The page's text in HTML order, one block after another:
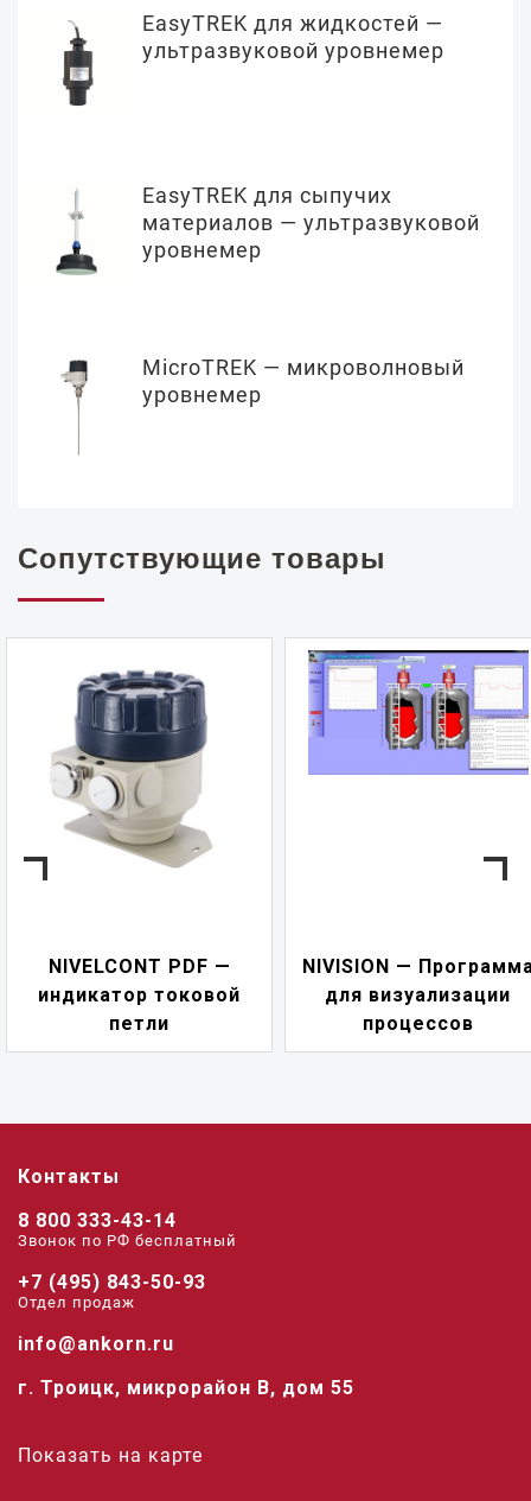
EasyTREK для жидкостей —
ультразвуковой уровнемер
EasyTREK для сыпучих
материалов — ультразвуковой
уровнемер
MicroTREK — микроволновый
уровнемер
Сопутствующие товары
NIVELCONT PDF —
индикатор токовой
петли
NIVISION —
для визуализации
процессов
Контакты
8 800 333-43-14
Звонок по РФ беcплатный
+7 (495) 843-50-93
Отдел продаж
info@ankorn.ru
г. Троицк, микрорайон В, дом 55
Показать на карте